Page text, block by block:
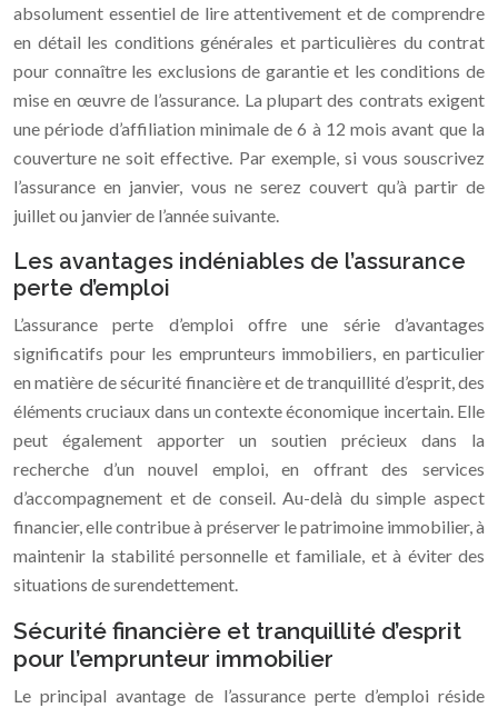
absolument essentiel de lire attentivement et de comprendre
en détail les conditions générales et particulières du contrat
pour connaître les exclusions de garantie et les conditions de
mise en œuvre de l’assurance. La plupart des contrats exigent
une période d’affiliation minimale de 6 à 12 mois avant que la
couverture ne soit effective. Par exemple, si vous souscrivez
l’assurance en janvier, vous ne serez couvert qu’à partir de
juillet ou janvier de l’année suivante.
Les avantages indéniables de l’assurance
perte d’emploi
L’assurance perte d’emploi offre une série d’avantages
significatifs pour les emprunteurs immobiliers, en particulier
en matière de sécurité financière et de tranquillité d’esprit, des
éléments cruciaux dans un contexte économique incertain. Elle
peut également apporter un soutien précieux dans la
recherche d’un nouvel emploi, en offrant des services
d’accompagnement et de conseil. Au-delà du simple aspect
financier, elle contribue à préserver le patrimoine immobilier, à
maintenir la stabilité personnelle et familiale, et à éviter des
situations de surendettement.
Sécurité financière et tranquillité d’esprit
pour l’emprunteur immobilier
Le principal avantage de l’assurance perte d’emploi réside